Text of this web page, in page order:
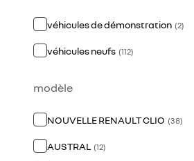
véhicules de démonstration (2)
véhicules neufs (112)
modèle
NOUVELLE RENAULT CLIO (38)
AUSTRAL (12)